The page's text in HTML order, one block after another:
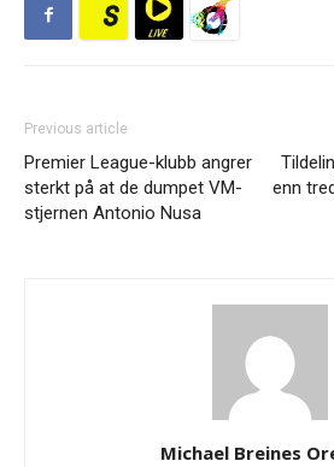
Previous article
Premier League-klubb angrer
sterkt på at de dumpet VM-
stjernen Antonio Nusa
enn
Michael Breines